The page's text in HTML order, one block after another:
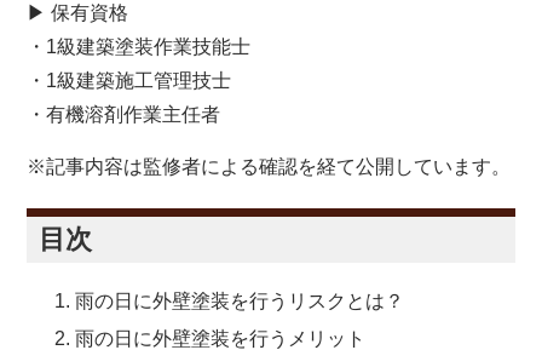
▶ 保有資格
・1級建築塗装作業技能士
・1級建築施工管理技士
・有機溶剤作業主任者
※記事内容は監修者による確認を経て公開しています。
目次
雨の日に外壁塗装を行うリスクとは？
雨の日に外壁塗装を行うメリット